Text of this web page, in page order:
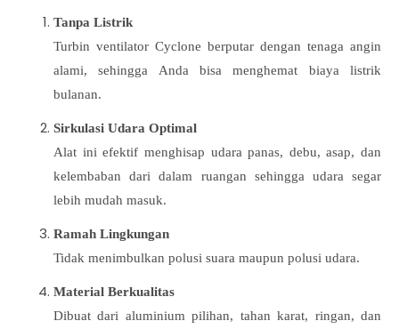
Tanpa Listrik
Turbin ventilator Cyclone berputar dengan tenaga angin
alami, sehingga Anda bisa menghemat biaya listrik
bulanan.
Sirkulasi Udara Optimal
Alat ini efektif menghisap udara panas, debu, asap, dan
kelembaban dari dalam ruangan sehingga udara segar
lebih mudah masuk.
Ramah Lingkungan
Tidak menimbulkan polusi suara maupun polusi udara.
Material Berkualitas
Dibuat dari aluminium pilihan, tahan karat, ringan, dan